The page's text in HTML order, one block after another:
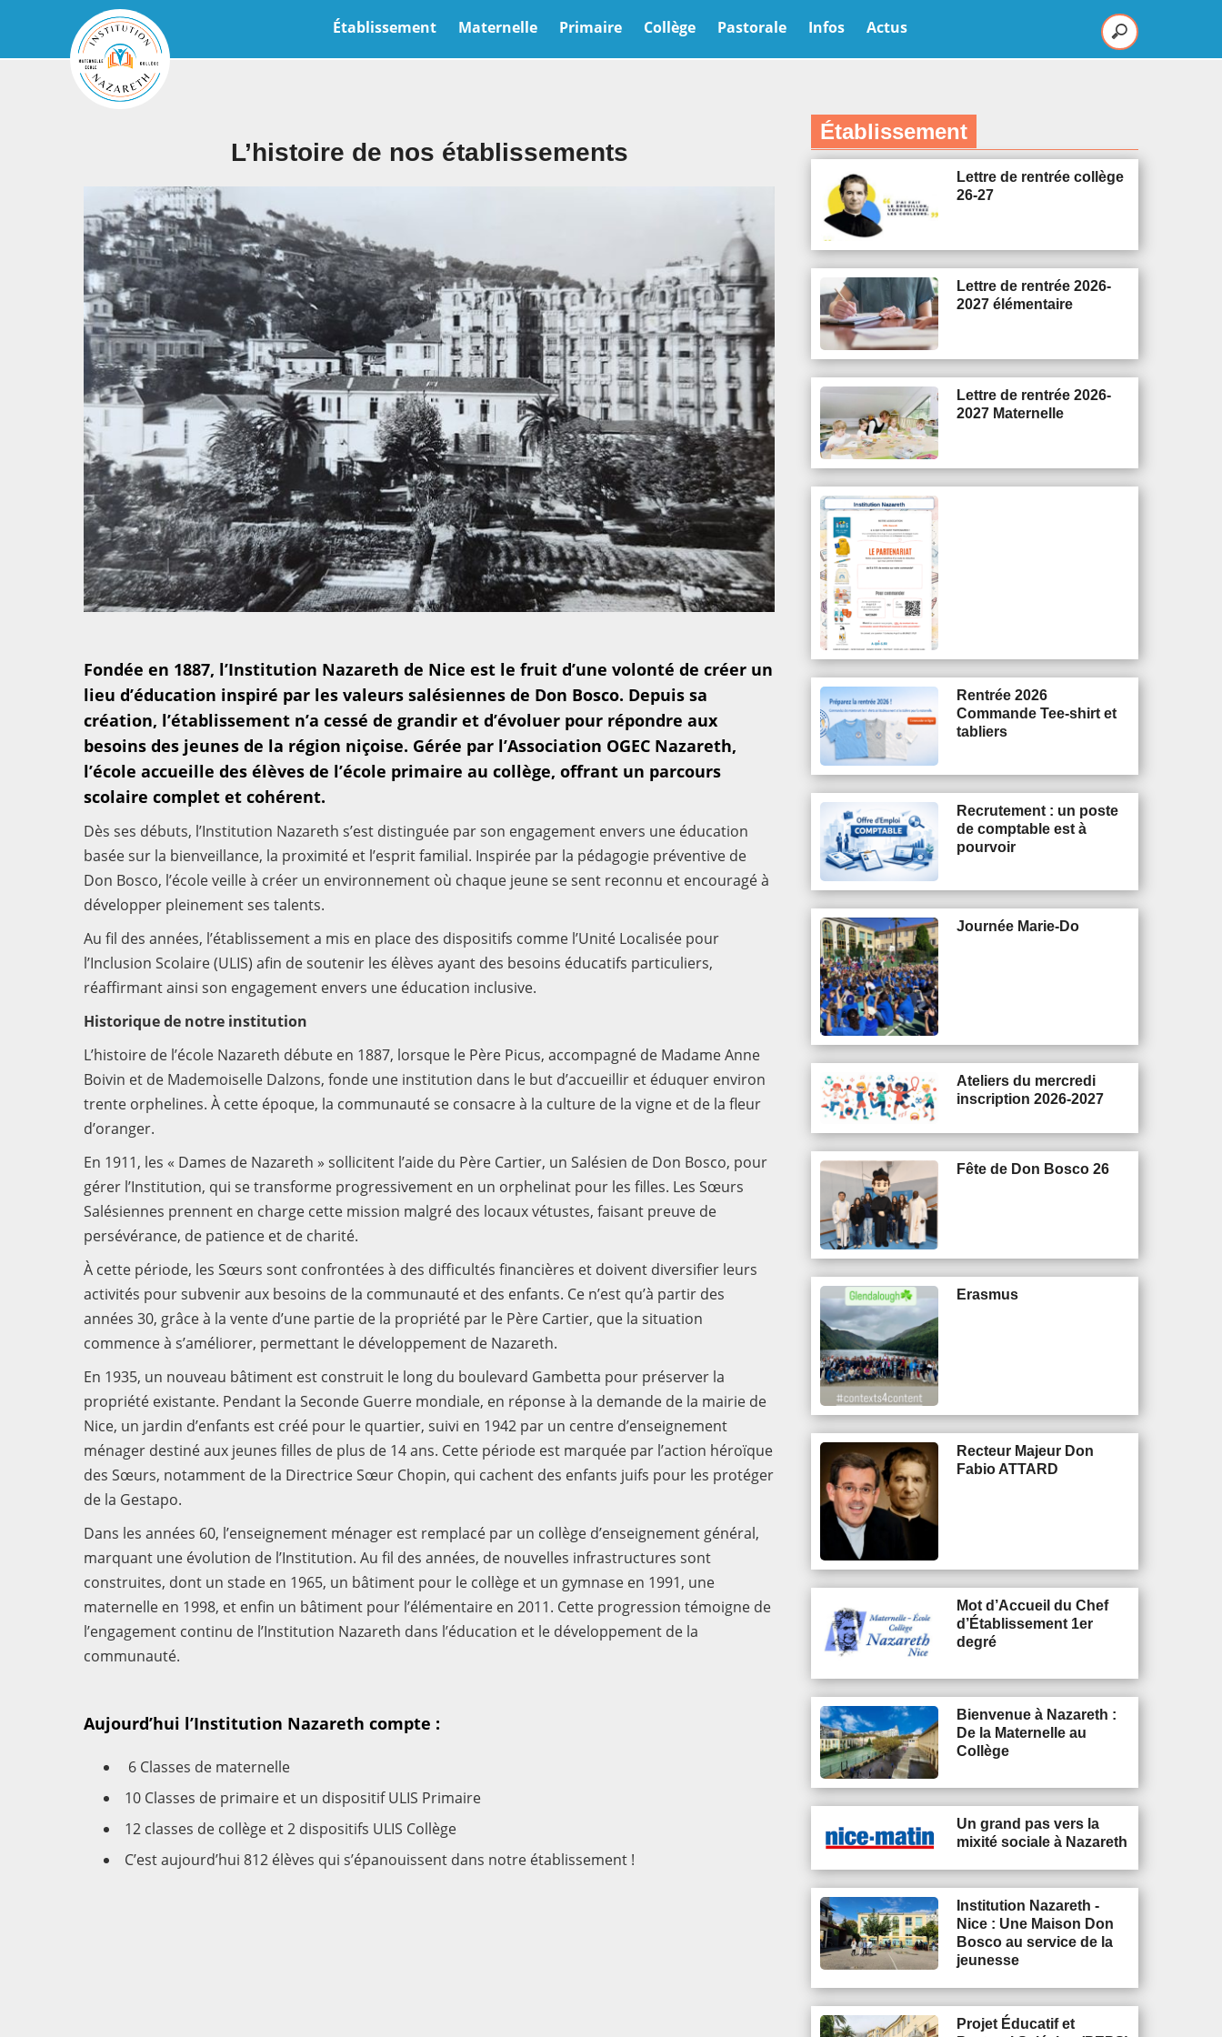
Établissement Maternelle Primaire Collège Pastorale Infos Actus
L’histoire de nos établissements
Fondée en 1887, l’Institution Nazareth de Nice est le fruit d’une volonté de créer un
lieu d’éducation inspiré par les valeurs salésiennes de Don Bosco. Depuis sa
création, l’établissement n’a cessé de grandir et d’évoluer pour répondre aux
besoins des jeunes de la région niçoise. Gérée par l’Association OGEC Nazareth,
l’école accueille des élèves de l’école primaire au collège, offrant un parcours
scolaire complet et cohérent.
Dès ses débuts, l’Institution Nazareth s’est distinguée par son engagement envers une éducation
basée sur la bienveillance, la proximité et l’esprit familial. Inspirée par la pédagogie préventive de
Don Bosco, l’école veille à créer un environnement où chaque jeune se sent reconnu et encouragé à
développer pleinement ses talents.
Au fil des années, l’établissement a mis en place des dispositifs comme l’Unité Localisée pour
l’Inclusion Scolaire (ULIS) afin de soutenir les élèves ayant des besoins éducatifs particuliers,
réaffirmant ainsi son engagement envers une éducation inclusive.
Historique de notre institution
L’histoire de l’école Nazareth débute en 1887, lorsque le Père Picus, accompagné de Madame Anne
Boivin et de Mademoiselle Dalzons, fonde une institution dans le but d’accueillir et éduquer environ
trente orphelines. À cette époque, la communauté se consacre à la culture de la vigne et de la fleur
d’oranger.
En 1911, les « Dames de Nazareth » sollicitent l’aide du Père Cartier, un Salésien de Don Bosco, pour
gérer l’Institution, qui se transforme progressivement en un orphelinat pour les filles. Les Sœurs
Salésiennes prennent en charge cette mission malgré des locaux vétustes, faisant preuve de
persévérance, de patience et de charité.
À cette période, les Sœurs sont confrontées à des difficultés financières et doivent diversifier leurs
activités pour subvenir aux besoins de la communauté et des enfants. Ce n’est qu’à partir des
années 30, grâce à la vente d’une partie de la propriété par le Père Cartier, que la situation
commence à s’améliorer, permettant le développement de Nazareth.
En 1935, un nouveau bâtiment est construit le long du boulevard Gambetta pour préserver la
propriété existante. Pendant la Seconde Guerre mondiale, en réponse à la demande de la mairie de
Nice, un jardin d’enfants est créé pour le quartier, suivi en 1942 par un centre d’enseignement
ménager destiné aux jeunes filles de plus de 14 ans. Cette période est marquée par l’action héroïque
des Sœurs, notamment de la Directrice Sœur Chopin, qui cachent des enfants juifs pour les protéger
de la Gestapo.
Dans les années 60, l’enseignement ménager est remplacé par un collège d’enseignement général,
marquant une évolution de l’Institution. Au fil des années, de nouvelles infrastructures sont
construites, dont un stade en 1965, un bâtiment pour le collège et un gymnase en 1991, une
maternelle en 1998, et enfin un bâtiment pour l’élémentaire en 2011. Cette progression témoigne de
l’engagement continu de l’Institution Nazareth dans l’éducation et le développement de la
communauté.
Aujourd’hui l’Institution Nazareth compte :
6 Classes de maternelle
10 Classes de primaire et un dispositif ULIS Primaire
12 classes de collège et 2 dispositifs ULIS Collège
C’est aujourd’hui 812 élèves qui s’épanouissent dans notre établissement !
Établissement
Lettre de rentrée collège
26-27
Lettre de rentrée 2026-
2027 élémentaire
Lettre de rentrée 2026-
2027 Maternelle
Rentrée 2026
Commande Tee-shirt et
tabliers
Recrutement : un poste
de comptable est à
pourvoir
Journée Marie-Do
Ateliers du mercredi
inscription 2026-2027
Fête de Don Bosco 26
Erasmus
Recteur Majeur Don
Fabio ATTARD
Mot d’Accueil du Chef
d’Établissement 1er
degré
Bienvenue à Nazareth :
De la Maternelle au
Collège
Un grand pas vers la
mixité sociale à Nazareth
Institution Nazareth -
Nice : Une Maison Don
Bosco au service de la
jeunesse
Projet Éducatif et